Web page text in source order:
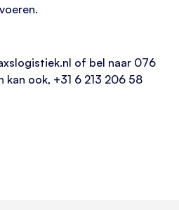
of bel naar 076
ook, +31 6 213 206 58